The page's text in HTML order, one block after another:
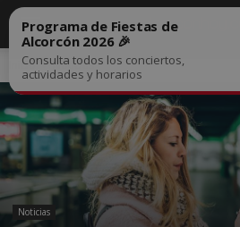
Inicio Noticias
Noticias
Programa de Fiestas de
Alcorcón 2026 🎉
Consulta todos los conciertos,
actividades y horarios